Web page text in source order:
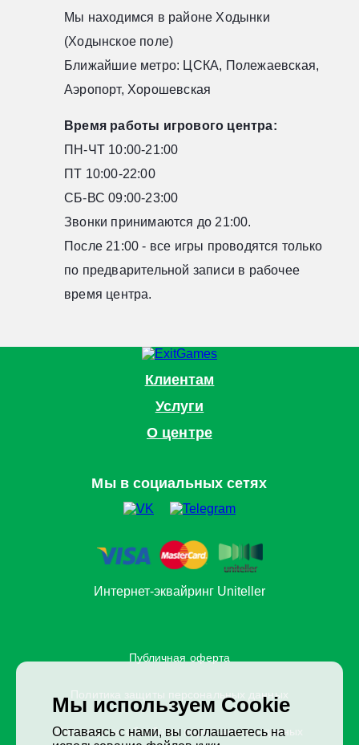
Мы находимся в районе Ходынки
(Ходынское поле)
Ближайшие метро: ЦСКА, Полежаевская,
Аэропорт, Хорошевская
Время работы игрового центра:
ПН-ЧТ 10:00-21:00
ПТ 10:00-22:00
СБ-ВС 09:00-23:00
Звонки принимаются до 21:00.
После 21:00 - все игры проводятся только
по предварительной записи в рабочее
время центра.
Клиентам
Услуги
О центре
Мы в социальных сетях
Интернет-эквайринг Uniteller
Публичная оферта
Политика защиты персональных данных
Согласие на обработку персональных данных
Мы используем Cookie
Оставаясь с нами, вы соглашаетесь на